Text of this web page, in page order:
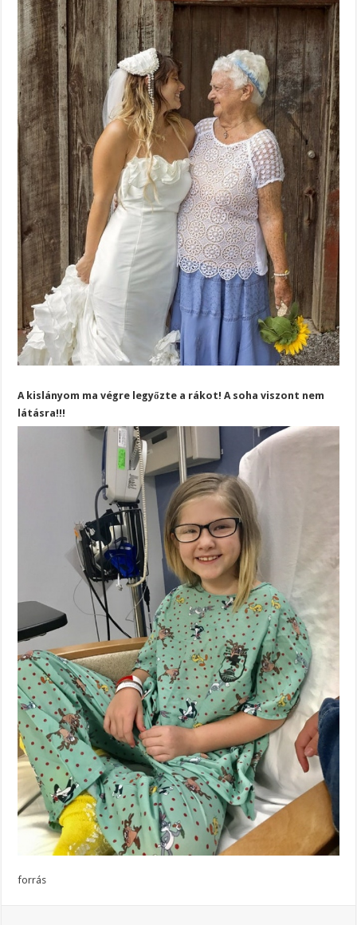
A kislányom ma végre legyőzte a rákot! A soha viszont nem
látásra!!!
forrás